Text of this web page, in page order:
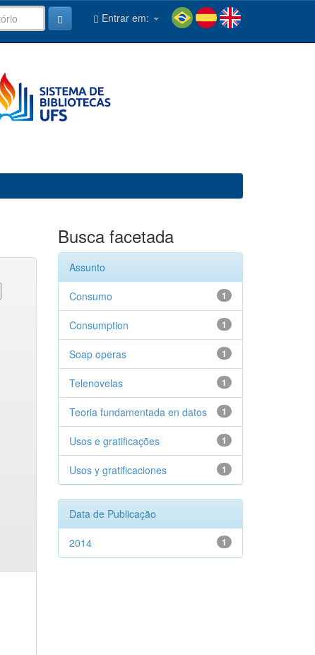
Entrar em:
Busca facetada
Assunto
1
Consumo
1
Consumption
1
Soap operas
1
Telenovelas
1
Teoria fundamentada en datos
1
Usos e gratificações
1
Usos y gratificaciones
Data de Publicação
1
2014